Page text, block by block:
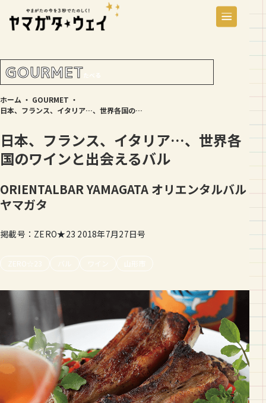
GOURMETたべる
ホーム ・ GOURMET ・
日本、フランス、イタリア…、世界各国のワインと出会えるバル
日本、フランス、イタリア…、世界各
国のワインと出会えるバル
ORIENTALBAR YAMAGATA オリエンタルバル
ヤマガタ
掲載号：ZERO★23 2018年7月27日号
ZERO☆23 バル ワイン 山形市